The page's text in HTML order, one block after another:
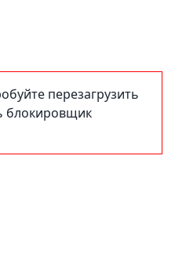
перезагрузить
блокировщик